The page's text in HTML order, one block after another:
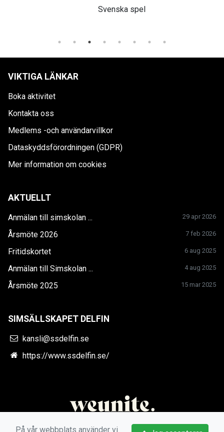
Svenska spel
VIKTIGA LÄNKAR
Boka aktivitet
Kontakta oss
Medlems -och användarvillkor
Dataskyddsförordningen (GDPR)
Mer information om cookies
AKTUELLT
Anmälan till simskolan ... 29 apr 2026
Årsmöte 2026 7 feb 2026
Fritidskortet 6 aug 2025
Anmälan till Simskolan ... 4 aug 2025
Årsmöte 2025 15 mar 2025
SIMSÄLLSKAPET DELFIN
kansli@ssdelfin.se
https://www.ssdelfin.se/
På vår webbplats använder vi